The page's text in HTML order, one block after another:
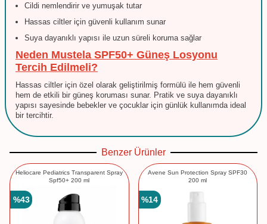
Cildi nemlendirir ve yumuşak tutar
Hassas ciltler için güvenli kullanım sunar
Suya dayanıklı yapısı ile uzun süreli koruma sağlar
Neden Mustela SPF50+ Güneş Losyonu
Tercih Edilmeli?
Hassas ciltler için özel olarak geliştirilmiş formülü ile hem güvenli
hem de etkili bir güneş koruması sunar. Pratik ve suya dayanıklı
yapısı sayesinde bebekler ve çocuklar için günlük kullanımda ideal
bir tercihtir.
Benzer Ürünler
Heliocare Pediatrics Transparent Spray
Spf50+ 200 ml
%43
Avene Sun Protection Spray SPF30
200 ml
%14